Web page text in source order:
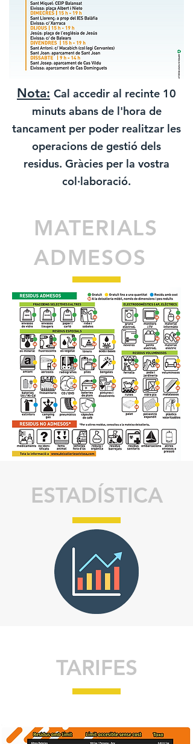
Nota: Cal accedir al recinte 10
minuts abans de l'hora de
tancament per poder realitzar les
operacions de gestió dels
residus. Gràcies per la vostra
col·laboració.
MATERIALS
ADMESOS
ESTADÍSTICA
TARIFES